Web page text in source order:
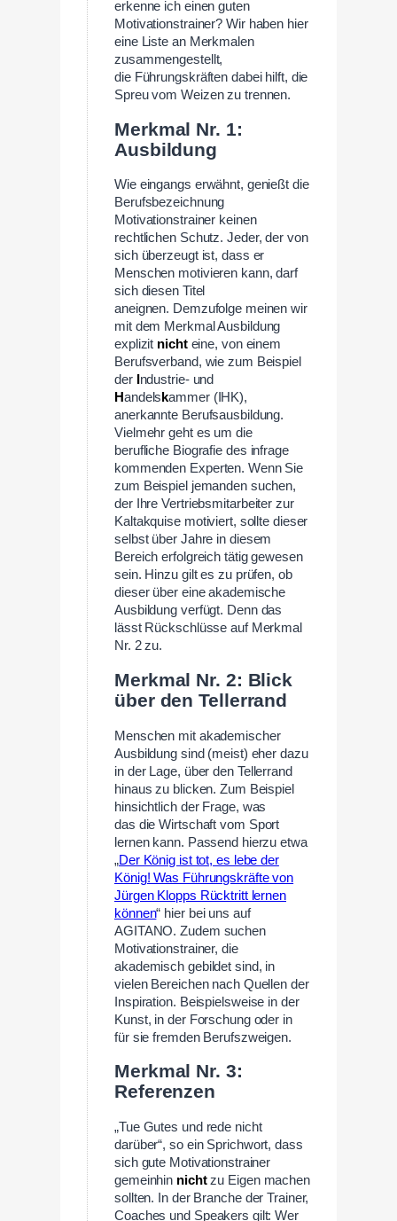
erkenne ich einen guten
Motivationstrainer? Wir haben hier
eine Liste an Merkmalen
zusammengestellt,
die Führungskräften dabei hilft, die
Spreu vom Weizen zu trennen.
Merkmal Nr. 1:
Ausbildung
Wie eingangs erwähnt, genießt die
Berufsbezeichnung
Motivationstrainer keinen
rechtlichen Schutz. Jeder, der von
sich überzeugt ist, dass er
Menschen motivieren kann, darf
sich diesen Titel
aneignen. Demzufolge meinen wir
mit dem Merkmal Ausbildung
explizit nichteine, von einem
Berufsverband, wie zum Beispiel
der ndustrie- und
Handels kammer (IHK),
anerkannte Berufsausbildung.
Vielmehr geht es um die
berufliche Biografie des infrage
kommenden Experten. Wenn Sie
zum Beispiel jemanden suchen,
der Ihre Vertriebsmitarbeiter zur
Kaltakquise motiviert, sollte dieser
selbst über Jahre in diesem
Bereich erfolgreich tätig gewesen
sein. Hinzu gilt es zu prüfen, ob
dieser über eine akademische
Ausbildung verfügt. Denn das
lässt Rückschlüsse auf Merkmal
Nr. 2 zu.
Merkmal Nr. 2: Blick
über den Tellerrand
Menschen mit akademischer
Ausbildung sind (meist) eher dazu
in der Lage, über den Tellerrand
hinaus zu blicken. Zum Beispiel
hinsichtlich der Frage, was
das die Wirtschaft vom Sport
lernen kann. Passend hierzu etwa
„Der König ist tot, es lebe der
König! Was Führungskräfte von
Jürgen Klopps Rücktritt lernen
können“ hier bei uns auf
AGITANO. Zudem suchen
Motivationstrainer, die
akademisch gebildet sind, in
vielen Bereichen nach Quellen der
Inspiration. Beispielsweise in der
Kunst, in der Forschung oder in
für sie fremden Berufszweigen.
Merkmal Nr. 3:
Referenzen
„Tue Gutes und rede nicht
darüber“, so ein Sprichwort, dass
sich gute Motivationstrainer
gemeinhin nichtzu Eigen machen
sollten. In der Branche der Trainer,
Coaches und Speakers gilt: Wer